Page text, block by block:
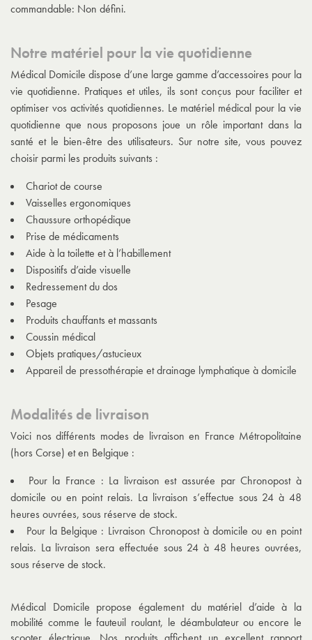
commandable: Non défini.
Notre matériel pour la vie quotidienne
Médical Domicile dispose d’une large gamme d’accessoires pour la
vie quotidienne. Pratiques et utiles, ils sont conçus pour faciliter et
optimiser vos activités quotidiennes. Le matériel médical pour la vie
quotidienne que nous proposons joue un rôle important dans la
santé et le bien-être des utilisateurs. Sur notre site, vous pouvez
choisir parmi les produits suivants :
Chariot de course
Vaisselles ergonomiques
Chaussure orthopédique
Prise de médicaments
Aide à la toilette et à l’habillement
Dispositifs d’aide visuelle
Redressement du dos
Pesage
Produits chauffants et massants
Coussin médical
Objets pratiques/astucieux
Appareil de pressothérapie et drainage lymphatique à domicile
Modalités de livraison
Voici nos différents modes de livraison en France Métropolitaine
(hors Corse) et en Belgique :
Pour la France : La livraison est assurée par Chronopost à
domicile ou en point relais. La livraison s’effectue sous 24 à 48
heures ouvrées, sous réserve de stock.
Pour la Belgique : Livraison Chronopost à domicile ou en point
relais. La livraison sera effectuée sous 24 à 48 heures ouvrées,
sous réserve de stock.
Médical Domicile propose également du matériel d’aide à la
mobilité comme le fauteuil roulant, le déambulateur ou encore le